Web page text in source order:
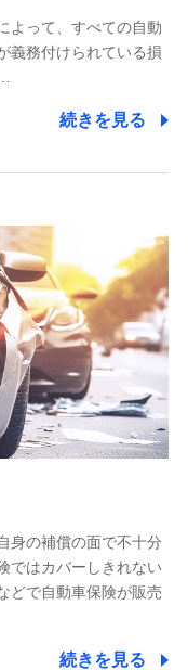
おいて個人情報の取
】
提供等を通じて取得
客さまの識別子、
ご利用に関する情
、性別、年齢、家族
ント利用履歴などが
る各種サービスな
種サービスのご契
用時の行動に関す
動に関する情報、
入場所・決済に関
情報などが含まれ
よって、すべての自動
義務付けられている損
続きを見る
身の補償の面で不十分
ではカバーしきれない
どで自動車保険が販売
続きを見る